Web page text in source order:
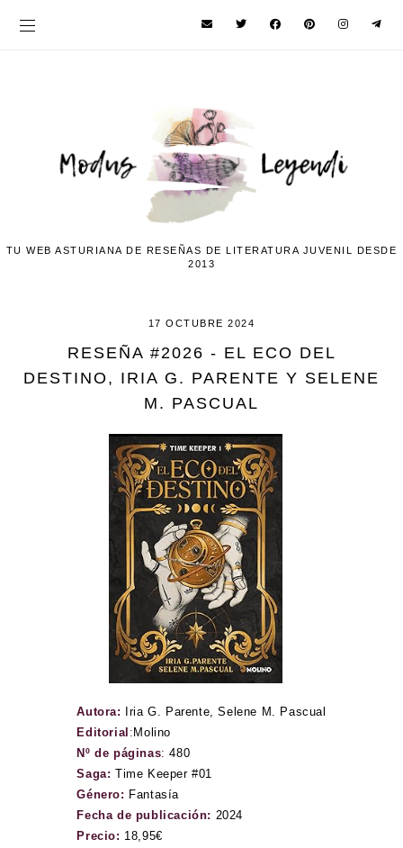
TU WEB ASTURIANA DE RESEÑAS DE LITERATURA JUVENIL DESDE
2013
17 OCTUBRE 2024
RESEÑA #2026 - EL ECO DEL
DESTINO, IRIA G. PARENTE Y SELENE
M. PASCUAL
Autora: Iria G. Parente, Selene M. Pascual
Editorial :Molino
Nº de páginas: 480
Saga: Time Keeper #01
Género: Fantasía
Fecha de publicación: 2024
Precio: 18,95€